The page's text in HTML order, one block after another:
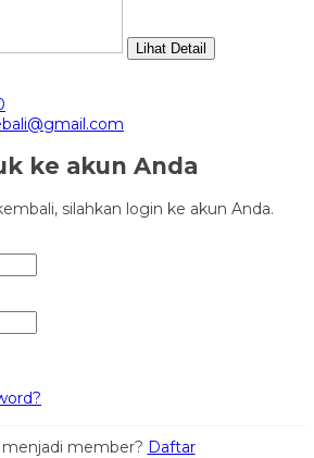
Lihat Detail
ke akun Anda
silahkan login ke akun Anda.
member? Daftar